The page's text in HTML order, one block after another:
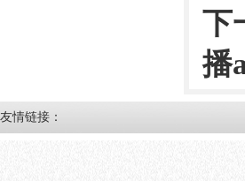
下
播
友情链接：